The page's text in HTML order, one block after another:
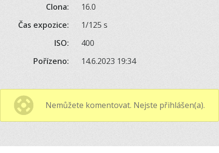
Clona:
16.0
Čas expozice:
1/125 s
ISO:
400
Pořízeno:
14.6.2023 19:34
Nemůžete komentovat. Nejste přihlášen(a).